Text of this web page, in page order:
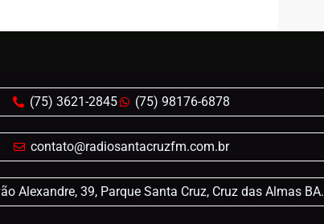
(75) 3621-2845 (75) 98176-6878
contato@radiosantacruzfm.com.br
Alexandre, 39, Parque Santa Cruz, Cruz das Almas BA.